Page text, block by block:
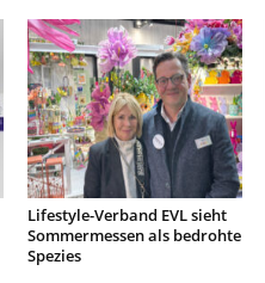
Lifestyle-Verband EVL sieht
Sommermessen als bedrohte
Spezies